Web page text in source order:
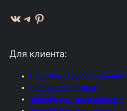
ВКонтакте Telegram Pinterest
Для клиента:
Политика обработки данных
Публичный договор
Условия доставки и оплаты